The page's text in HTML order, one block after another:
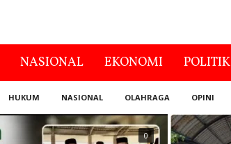
NASIONAL EKONOMI POLITIK
HUKUM NASIONAL OLAHRAGA OPINI
0